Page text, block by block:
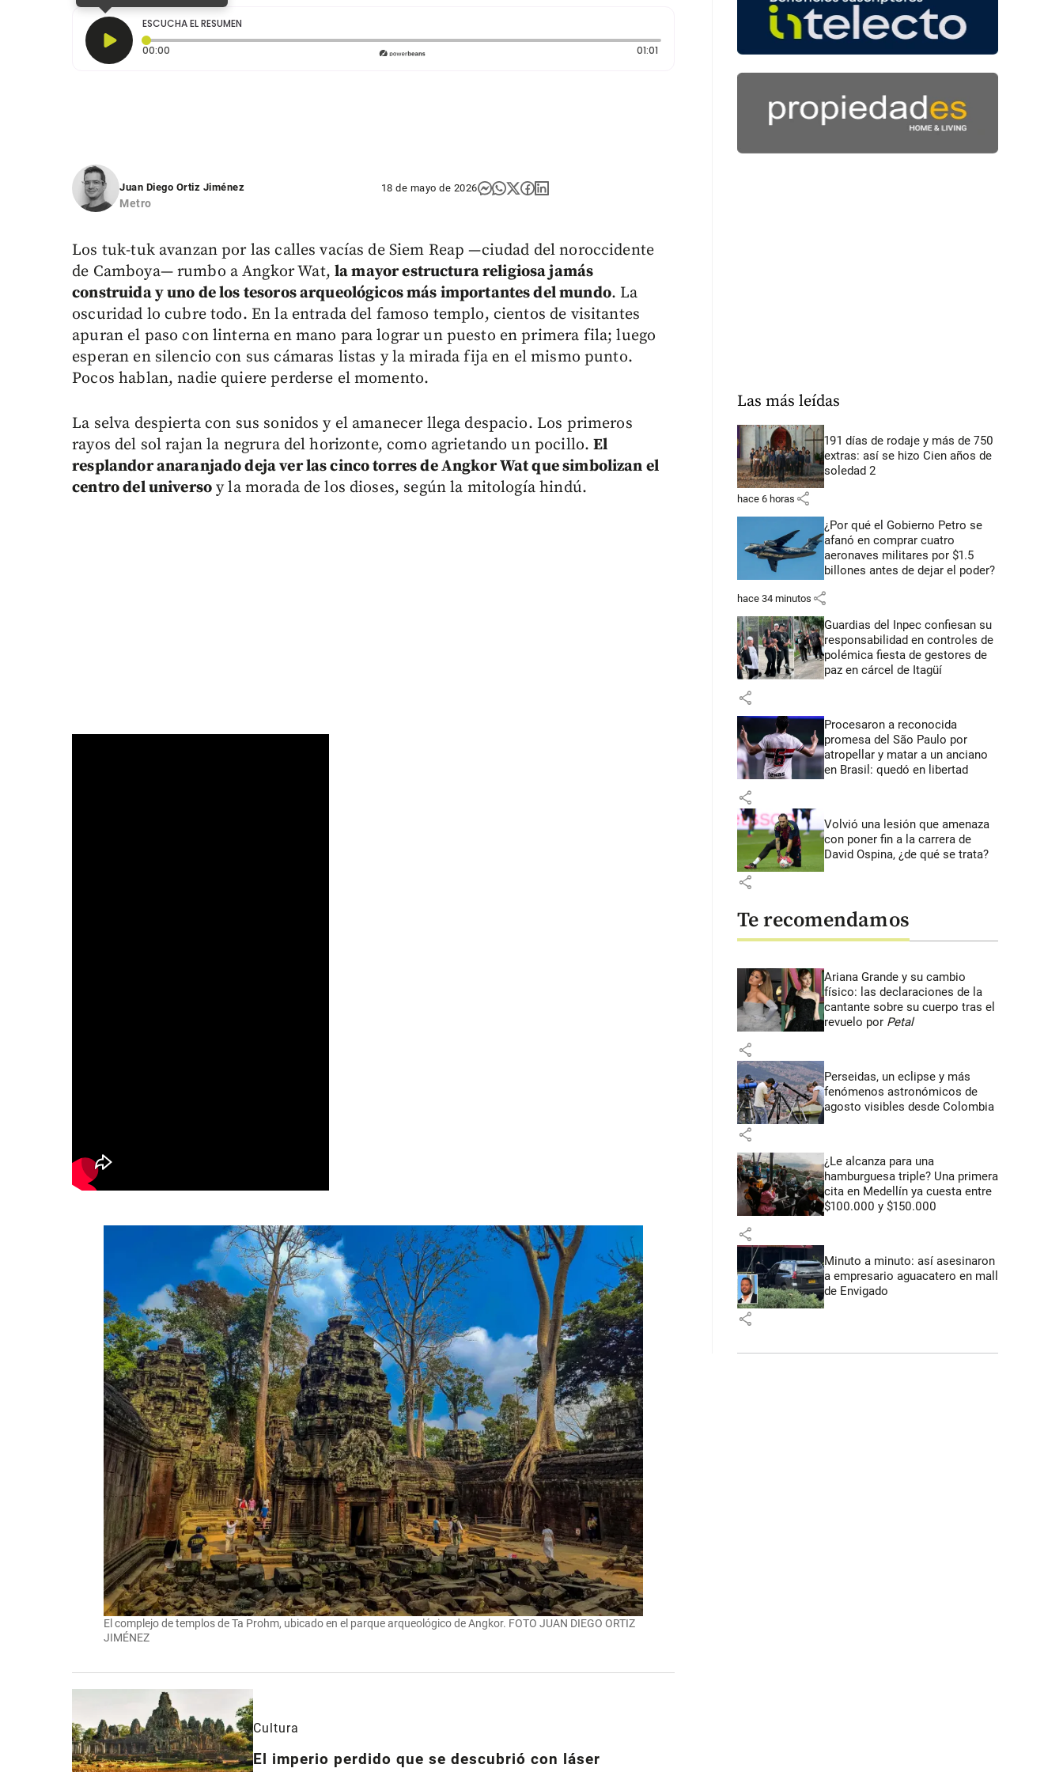
ESCUCHA EL RESUMEN
00:00
01:01 Duración: 1 minutos y 1 segundos
Juan Diego Ortiz Jiménez
Metro
18 de mayo de 2026
Los tuk-tuk avanzan por las calles vacías de Siem Reap —ciudad del noroccidente
de Camboya— rumbo a Angkor Wat, la mayor estructura religiosa jamás
construida y uno de los tesoros arqueológicos más importantes del mundo. La
oscuridad lo cubre todo. En la entrada del famoso templo, cientos de visitantes
apuran el paso con linterna en mano para lograr un puesto en primera fila; luego
esperan en silencio con sus cámaras listas y la mirada fija en el mismo punto.
Pocos hablan, nadie quiere perderse el momento.
La selva despierta con sus sonidos y el amanecer llega despacio. Los primeros
rayos del sol rajan la negrura del horizonte, como agrietando un pocillo.El
resplandor anaranjado deja ver las cinco torres de Angkor Wat que simbolizan el
centro del universo y la morada de los dioses, según la mitología hindú.
El complejo de templos de Ta Prohm, ubicado en el parque arqueológico de Angkor. FOTO JUAN DIEGO ORTIZ
JIMÉNEZ
Cultura
El imperio perdido que se descubrió con láser
Las más leídas
191 días de rodaje y más de 750
extras: así se hizo Cien años de
soledad 2
hace 6 horas share
¿Por qué el Gobierno Petro se
afanó en comprar cuatro
aeronaves militares por $1.5
billones antes de dejar el poder?
hace 34 minutos share
Guardias del Inpec confiesan su
responsabilidad en controles de
polémica fiesta de gestores de
paz en cárcel de Itagüí
share
Procesaron a reconocida
promesa del São Paulo por
atropellar y matar a un anciano
en Brasil: quedó en libertad
share
Volvió una lesión que amenaza
con poner fin a la carrera de
David Ospina, ¿de qué se trata?
share
Te recomendamos
Ariana Grande y su cambio
físico: las declaraciones de la
cantante sobre su cuerpo tras el
revuelo por Petal
share
Perseidas, un eclipse y más
fenómenos astronómicos de
agosto visibles desde Colombia
share
¿Le alcanza para una
hamburguesa triple? Una primera
cita en Medellín ya cuesta entre
$100.000 y $150.000
share
Minuto a minuto: así asesinaron
a empresario aguacatero en mall
de Envigado
share